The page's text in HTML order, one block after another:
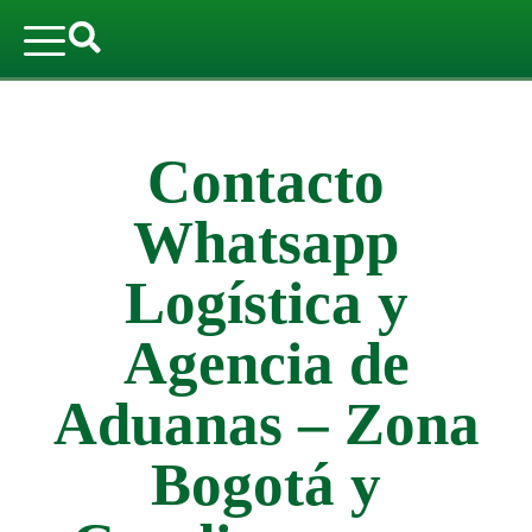
Contacto
Whatsapp
Logística y
Agencia de
Aduanas – Zona
Bogotá y